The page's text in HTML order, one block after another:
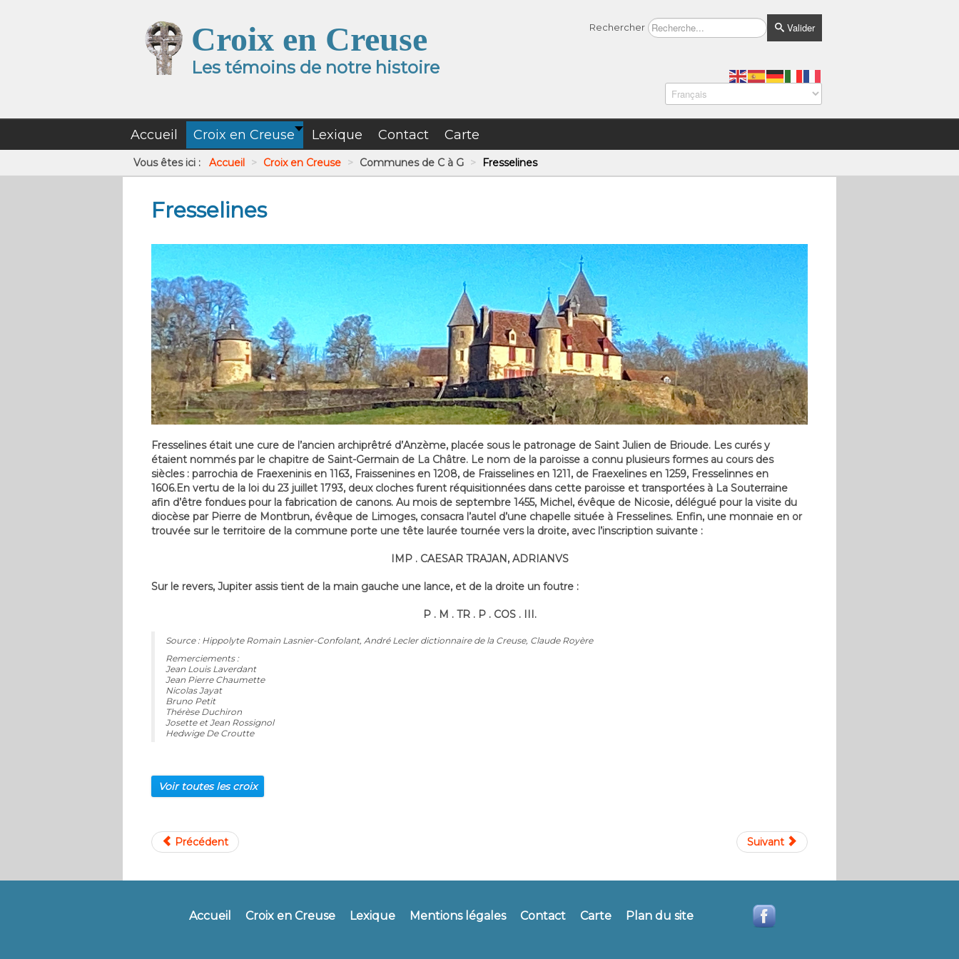
Croix en Creuse
Les témoins de notre histoire
Rechercher Valider
Accueil Croix en Creuse Lexique Contact Carte
Vous êtes ici : Accueil > Croix en Creuse > Communes de C à G > Fresselines
Fresselines
Fresselines était une cure de l’ancien archiprêtré d’Anzème, placée sous le patronage de Saint Julien de Brioude. Les curés y
étaient nommés par le chapitre de Saint-Germain de La Châtre. Le nom de la paroisse a connu plusieurs formes au cours des
siècles : parrochia de Fraexeninis en 1163, Fraissenines en 1208, de Fraisselines en 1211, de Fraexelines en 1259, Fresselinnes en
1606.En vertu de la loi du 23 juillet 1793, deux cloches furent réquisitionnées dans cette paroisse et transportées à La Souterraine
afin d’être fondues pour la fabrication de canons. Au mois de septembre 1455, Michel, évêque de Nicosie, délégué pour la visite du
diocèse par Pierre de Montbrun, évêque de Limoges, consacra l’autel d’une chapelle située à Fresselines. Enfin, une monnaie en or
trouvée sur le territoire de la commune porte une tête laurée tournée vers la droite, avec l’inscription suivante :
IMP . CAESAR TRAJAN, ADRIANVS
Sur le revers, Jupiter assis tient de la main gauche une lance, et de la droite un foutre :
P . M . TR . P . COS . III.
Source : Hippolyte Romain Lasnier-Confolant, André Lecler dictionnaire de la Creuse, Claude Royère
Remerciements :
Jean Louis Laverdant
Jean Pierre Chaumette
Nicolas Jayat
Bruno Petit
Thérèse Duchiron
Josette et Jean Rossignol
Hedwige De Croutte
Voir toutes les croix
Précédent Suivant
Accueil Croix en Creuse Lexique Mentions légales Contact Carte Plan du site